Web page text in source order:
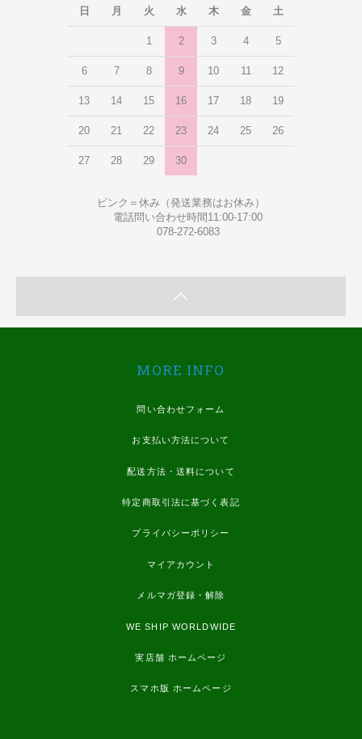
日
月 火 水 木 金 土
1 2 3 4 5
6 7 8 9 10 11 12
13 14 15 16 17 18 19
20 21 22 23 24 25 26
27 28 29 30
ピンク＝休み（発送業務はお休み）
電話問い合わせ時間11:00-17:00
078-272-6083
MORE INFO
問い合わせフォーム
お支払い方法について
配送方法・送料について
特定商取引法に基づく表記
プライバシーポリシー
マイアカウント
メルマガ登録・解除
WE SHIP WORLDWIDE
実店舗 ホームページ
スマホ版 ホームページ